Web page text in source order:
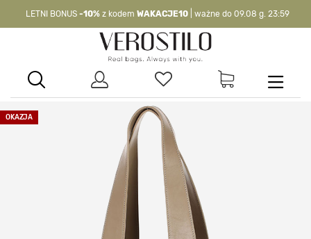
LETNI BONUS -10% z kodem WAKACJE10 | ważne do 09.08 g. 23:59
WAKACJE10| nie dotyczy produktów z flagą OKAZJA >
OKAZJA